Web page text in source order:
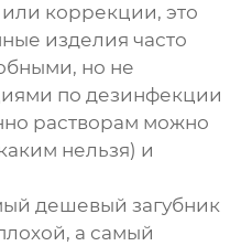
коррекции, это
изделия часто
но не
по дезинфекции
растворам можно
нельзя) и
дешевыйзагубник
а самый